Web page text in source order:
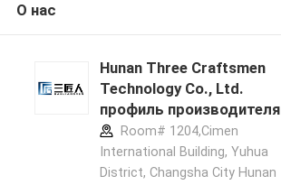
О нас
Hunan Three Craftsmen
Technology Co., Ltd.
профиль производителя
Room# 1204,Cimen
International Building, Yuhua
District, Changsha City Hunan